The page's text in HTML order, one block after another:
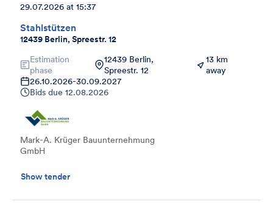
Stahlstützen
12439 Berlin, Spreestr. 12
29.07.2026 at 15:37
Estimation
phase
12439 Berlin,
Spreestr. 12
13 km
away
26.10.2026-30.09.2027
Bids due 12.08.2026
Mark-A. Krüger Bauunternehmung
GmbH
Show tender